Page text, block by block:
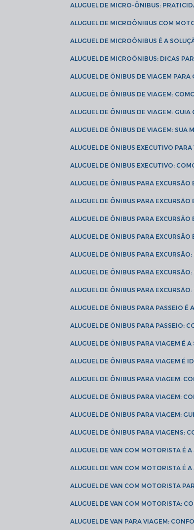
ALUGUEL DE MICRO-ÔNIBUS:
ALUGUEL DE MICROÔNIBUS COM
ALUGUEL DE MICROÔNIBUS É A
ALUGUEL DE MICROÔNIBUS: DICAS
ALUGUEL DE ÔNIBUS DE VIAGEM
ALUGUEL DE ÔNIBUS DE VIAGEM:
ALUGUEL DE ÔNIBUS DE VIAGEM:
ALUGUEL DE ÔNIBUS DE VIAGEM: SUA
ALUGUEL DE ÔNIBUS EXECUTIVO
ALUGUEL DE ÔNIBUS EXECUTIVO:
ALUGUEL DE ÔNIBUS PARA
ALUGUEL DE ÔNIBUS PARA
ALUGUEL DE ÔNIBUS PARA
ALUGUEL DE ÔNIBUS PARA
ALUGUEL DE ÔNIBUS PARA
ALUGUEL DE ÔNIBUS PARA
ALUGUEL DE ÔNIBUS PARA
ALUGUEL DE ÔNIBUS PARA PASSEIO
ALUGUEL DE ÔNIBUS PARA PASSEIO:
ALUGUEL DE ÔNIBUS PARA VIAGEM
ALUGUEL DE ÔNIBUS PARA VIAGEM
ALUGUEL DE ÔNIBUS PARA VIAGEM:
ALUGUEL DE ÔNIBUS PARA VIAGEM:
ALUGUEL DE ÔNIBUS PARA VIAGEM:
ALUGUEL DE ÔNIBUS PARA VIAGENS:
ALUGUEL DE VAN COM MOTORISTA É
ALUGUEL DE VAN COM MOTORISTA É
ALUGUEL DE VAN COM MOTORISTA
ALUGUEL DE VAN COM MOTORISTA:
ALUGUEL DE VAN PARA VIAGEM: